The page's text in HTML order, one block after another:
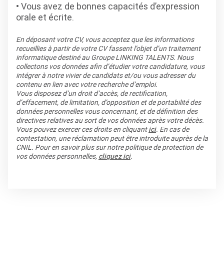
Vous avez de bonnes capacités d’expression
orale et écrite.
En déposant votre CV, vous acceptez que les informations
recueillies à partir de votre CV fassent l’objet d’un traitement
informatique destiné au Groupe LINKING TALENTS. Nous
collectons vos données afin d’étudier votre candidature, vous
intégrer à notre vivier de candidats et/ou vous adresser du
contenu en lien avec votre recherche d’emploi.
Vous disposez d’un droit d’accès, de rectification,
d’effacement, de limitation, d’opposition et de portabilité des
données personnelles vous concernant, et de définition des
directives relatives au sort de vos données après votre décès.
Vous pouvez exercer ces droits en cliquantici. En cas de
contestation, une réclamation peut être introduite auprès de la
CNIL. Pour en savoir plus sur notre politique de protection de
vos données personnelles, cliquez ici.